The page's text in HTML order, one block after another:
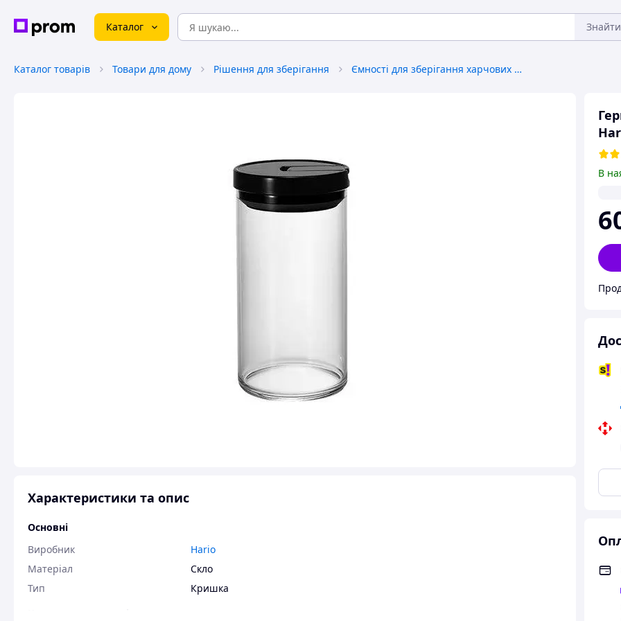
Каталог Знайти
Каталог товарів Товари для дому Рішення для зберігання Ємності для зберігання харчових продуктів
В
Характеристики та опис
Основні
Виробник
Hario
Матеріал
Скло
Тип
Кришка